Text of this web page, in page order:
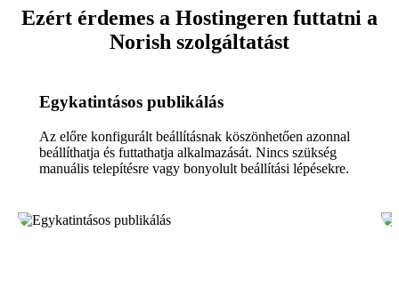
Ezért érdemes a Hostingeren futtatni a
Norish szolgáltatást
Egykatintásos publikálás
Az előre konfigurált beállításnak köszönhetően azonnal
beállíthatja és futtathatja alkalmazását. Nincs szükség
manuális telepítésre vagy bonyolult beállítási lépésekre.